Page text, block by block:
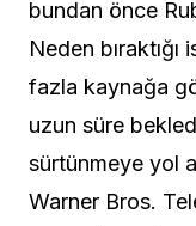
bundan önce
Neden
fazla kaynağa
uzun süre
sürtünmeye yol
Warner Bros.